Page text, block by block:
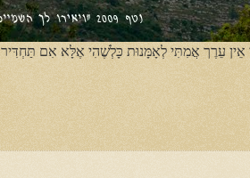
עֵרֶך אֲמִתִּי לְאָמָּנוּת כָּלְשֶׁהִי אֶלָּא אִם תַּחְדִּיר